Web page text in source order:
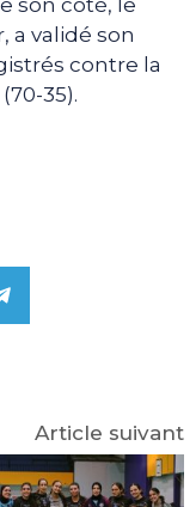
son côté, le
a validé son
contre la
35).
Share
on
Article suivant